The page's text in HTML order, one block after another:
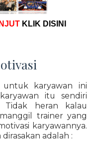
KLIK DISINI
untuk karyawan ini
itu sendiri
Tidak heran kalau
trainer yang
karyawannya.
adalah :